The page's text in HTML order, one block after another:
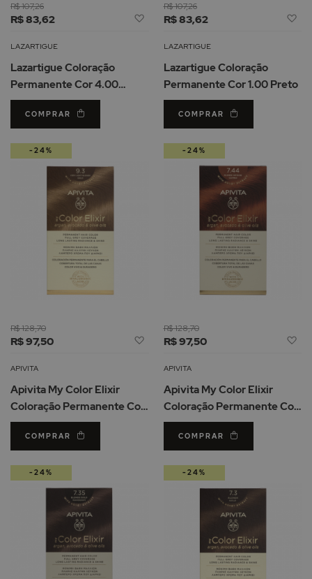
R$ 83,62
R$ 107,26
Adicionar
Lista
Desejos
LAZARTIGUE
Lazartigue Coloração
Permanente Cor 4.00
Castanho
COMPRAR
R$ 83,62
R$ 107,26
LAZARTIGUE
Lazartigue Coloração
Permanente Cor 1.00 Preto
COMPRAR
R$ 97,50
R$ 128,70
Adicionar
Lista
Desejos
APIVITA
Apivita My Color Elixir
Coloração Permanente Cor
9.3 Loiro Muito Claro
Dourado
COMPRAR
-24%
R$ 97,50
R$ 128,70
APIVITA
Apivita My Color Elixir
Coloração Permanente Cor
7.44 Loiro Acobreado
Intenso
COMPRAR
-24%
-24% -24%